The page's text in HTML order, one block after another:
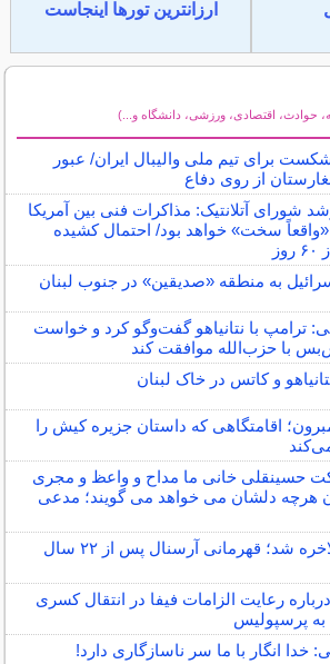
ارزانترین تورها اینجاست
حوادث، اقتصادی، ورزشی، دانشگاه و...)
برای تیم ملی والیبال ایران/ عبور
از روی دفاع
شورای آتلانتیک: مذاکرات فنی بین آمریکا
«واقعاً سخت» خواهد بود/ احتمال کشیده
به منطقه «صدیقین» در جنوب لبنان
ترامپ با نتانیاهو گفت‌وگو کرد و خواست
با حزب‌الله موافقت کند
و کاتس در خاک لبنان
اقامتگاهی که داستان جزیره کیش را
حسینقلی خانی ما مداح و واعظ و مجری
هرچه دلشان می خواهد می گویند؛ مدعی
شد، بالاخره شد؛ قهرمانی آرسنال پس از ۲۲ سال
رعایت الزامات فیفا در انتقال کسری
پرسپولیس
خدا انگار با ما سر ناسازگاری دارد!